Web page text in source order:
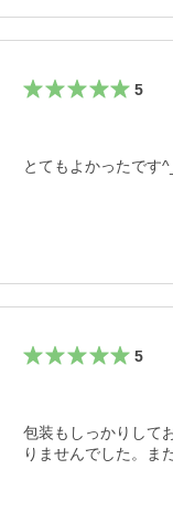
5
とてもよかったです
5
包装もしっかりして
りませんでした。ま